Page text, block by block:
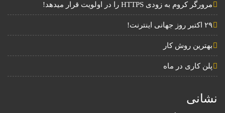
مرورگر کروم به زودی HTTPS را در اولویت قرار میدهد!
۲۹ اکتبر روز جهانی اینترنت!
بهترین روش کار
پلن کاری در ماه
نشانی